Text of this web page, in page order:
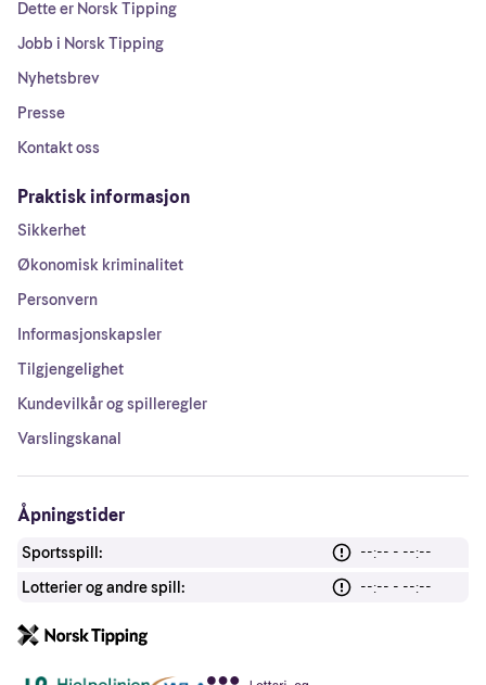
Dette er Norsk Tipping
Jobb i Norsk Tipping
Nyhetsbrev
Presse
Kontakt oss
Praktisk informasjon
Sikkerhet
Økonomisk kriminalitet
Personvern
Informasjonskapsler
Tilgjengelighet
Kundevilkår og spilleregler
Varslingskanal
Åpningstider
Sportsspill:
--:-- - --:--
Lotterier og andre spill:
--:-- - --:--